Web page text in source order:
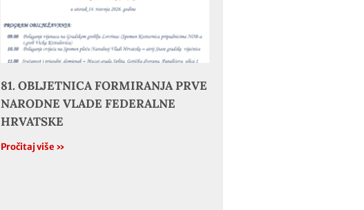
81. OBLJETNICA FORMIRANJA PRVE
NARODNE VLADE FEDERALNE
HRVATSKE
Pročitaj više »